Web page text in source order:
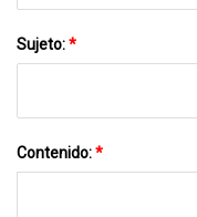
Sujeto:*
Contenido:*